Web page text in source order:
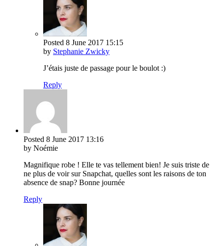
Posted 8 June 2017 15:15
by Stephanie Zwicky
J’étais juste de passage pour le boulot :)
Reply
Posted 8 June 2017 13:16
by Noémie
Magnifique robe ! Elle te vas tellement bien! Je suis triste de
ne plus de voir sur Snapchat, quelles sont les raisons de ton
absence de snap? Bonne journée
Reply